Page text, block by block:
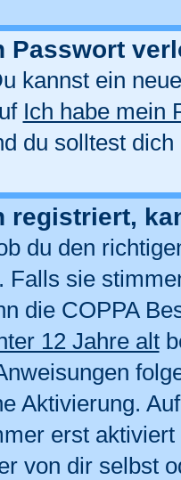
Passwort
kannst ein
Ich habe mein
du solltest
registriert,
du den
Falls sie
die COPPA
12 Jahre alt
Aktivierung.
erst
von dir selbst